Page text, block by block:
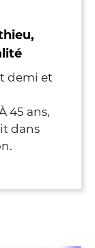
demi et
45 ans,
dans